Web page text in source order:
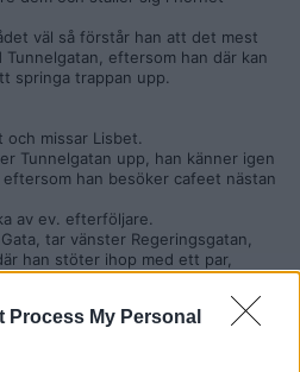
Process My Personal
väl så förstår han att det mest
eftersom han där kan
springa trappan upp.
missar Lisbet.
Tunnelgatan upp, han känner igen
han besöker cafeet nästan
av ev. efterföljare.
tar vänster Regeringsgatan,
han stöter ihop med ett par,
och hon skäller på CA som
där han tar vänster.